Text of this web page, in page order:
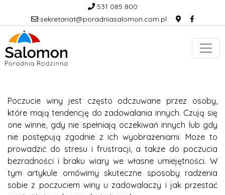
531 085 800
sekretariat@poradniasalomon.com.pl
Poczucie winy jest często odczuwane przez osoby,
które mają tendencję do zadowalania innych. Czują się
one winne, gdy nie spełniają oczekiwań innych lub gdy
nie postępują zgodnie z ich wyobrażeniami. Może to
prowadzić do stresu i frustracji, a także do poczucia
bezradności i braku wiary we własne umiejętności. W
tym artykule omówimy skuteczne sposoby radzenia
sobie z poczuciem winy u zadowalaczy i jak przestać